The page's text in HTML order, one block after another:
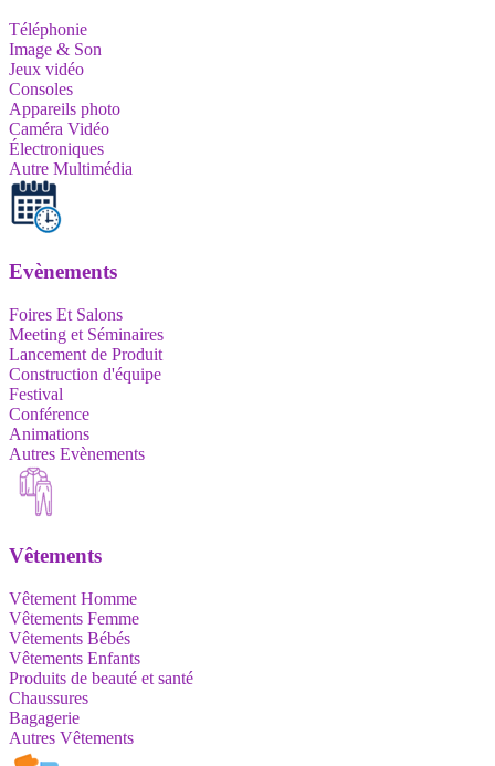
Téléphonie
Image & Son
Jeux vidéo
Consoles
Appareils photo
Caméra Vidéo
Électroniques
Autre Multimédia
Evènements
Foires Et Salons
Meeting et Séminaires
Lancement de Produit
Construction d'équipe
Festival
Conférence
Animations
Autres Evènements
Vêtements
Vêtement Homme
Vêtements Femme
Vêtements Bébés
Vêtements Enfants
Produits de beauté et santé
Chaussures
Bagagerie
Autres Vêtements